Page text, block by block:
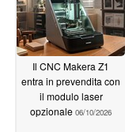
Il CNC Makera Z1
entra in prevendita con
il modulo laser
opzionale 06/10/2026